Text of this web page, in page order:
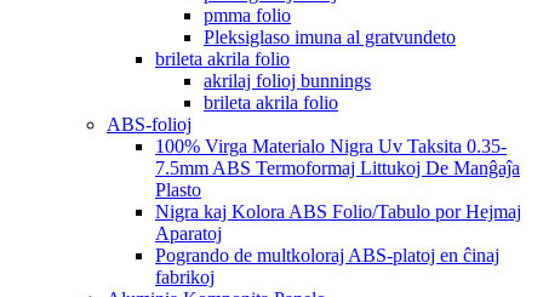
pmma folio
Pleksiglaso imuna al gratvundeto
brileta akrila folio
akrilaj folioj bunnings
brileta akrila folio
ABS-folioj
100% Virga Materialo Nigra Uv Taksita 0.35-
7.5mm ABS Termoformaj Littukoj De Manĝaĵa
Plasto
Nigra kaj Kolora ABS Folio/Tabulo por Hejmaj
Aparatoj
Pogrando de multkoloraj ABS-platoj en ĉinaj
fabrikoj